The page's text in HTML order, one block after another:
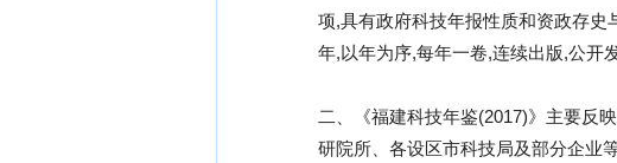
项,具有政府科技年报性质和资政存史
年,以年为序,每年一卷,连续出版,公开发
二、《福建科技年鉴(2017)》主要反
研院所、各设区市科技局及部分企业